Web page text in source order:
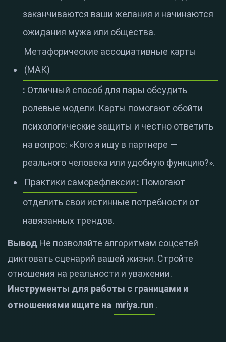
заканчиваются ваши желания и начинаются
ожидания мужа или общества.
Метафорические ассоциативные карты
(МАК)
: Отличный способ для пары обсудить
ролевые модели. Карты помогают обойти
психологические защиты и честно ответить
на вопрос: «Кого я ищу в партнере —
реального человека или удобную функцию?».
Практики саморефлексии : Помогают
отделить свои истинные потребности от
навязанных трендов.
Вывод Не позволяйте алгоритмам соцсетей
диктовать сценарий вашей жизни. Стройте
отношения на реальности и уважении.
Инструменты для работы с границами и
отношениями ищите на mriya.run .